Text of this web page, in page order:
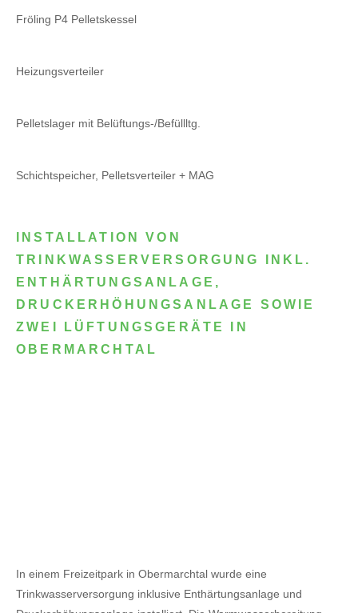
Fröling P4 Pelletskessel
Heizungsverteiler
Pelletslager mit Belüftungs-/Befüllltg.
Schichtspeicher, Pelletsverteiler + MAG
INSTALLATION VON
TRINKWASSERVERSORGUNG INKL.
ENTHÄRTUNGSANLAGE,
DRUCKERHÖHUNGSANLAGE SOWIE
ZWEI LÜFTUNGSGERÄTE IN
OBERMARCHTAL
In einem Freizeitpark in Obermarchtal wurde eine
Trinkwasserversorgung inklusive Enthärtungsanlage und